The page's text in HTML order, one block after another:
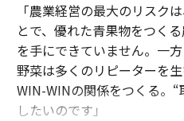
「農業経営の最大のリスク
とで、優れた青果物をつく
を手にできていません。一
野菜は多くのリピーターを
WIN-WINの関係をつくる。
したいのです」